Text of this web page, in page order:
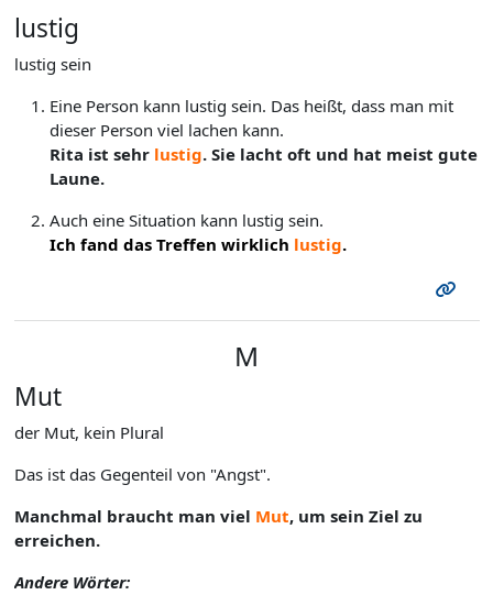
lustig
lustig sein
Eine Person kann lustig sein. Das heißt, dass man mit
dieser Person viel lachen kann.
Rita ist sehr lustig. Sie lacht oft und hat meist gute
Laune.
Auch eine Situation kann lustig sein.
Ich fand das Treffen wirklich lustig.
M
Mut
der Mut, kein Plural
Das ist das Gegenteil von "Angst".
Manchmal braucht man viel Mut, um sein Ziel zu
erreichen.
Andere Wörter: